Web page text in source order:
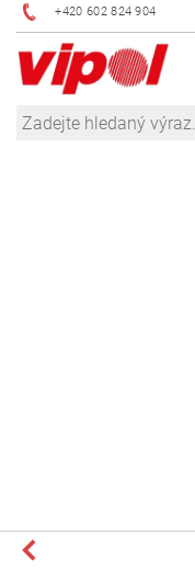
+420 602 824 904